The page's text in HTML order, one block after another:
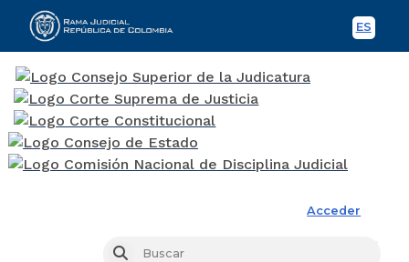
ES
Acceder
Buscar